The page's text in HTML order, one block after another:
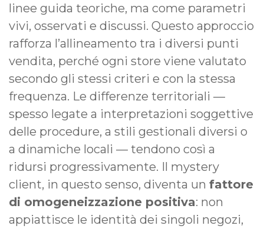
linee guida teoriche, ma come parametri
vivi, osservati e discussi. Questo approccio
rafforza l’allineamento tra i diversi punti
vendita, perché ogni store viene valutato
secondo gli stessi criteri e con la stessa
frequenza. Le differenze territoriali —
spesso legate a interpretazioni soggettive
delle procedure, a stili gestionali diversi o
a dinamiche locali — tendono così a
ridursi progressivamente. Il mystery
client, in questo senso, diventa un fattore
di omogeneizzazione positiva: non
appiattisce le identità dei singoli negozi,